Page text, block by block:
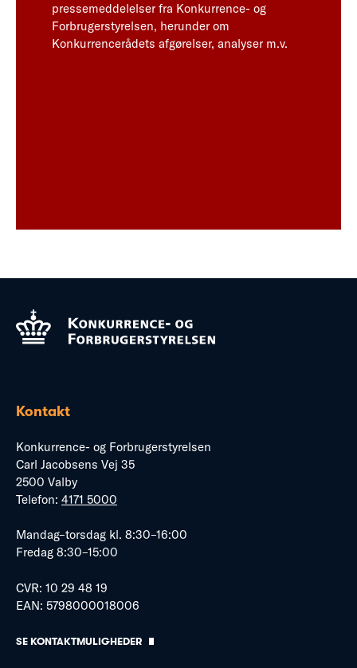
pressemeddelelser fra Konkurrence- og
Forbrugerstyrelsen, herunder om
Konkurrencerådets afgørelser, analyser m.v.
Kontakt
Konkurrence- og Forbrugerstyrelsen
Carl Jacobsens Vej 35
2500 Valby
Telefon: 4171 5000
Mandag–torsdag kl. 8:30–16:00
Fredag 8:30–15:00
CVR: 10 29 48 19
EAN: 5798000018006
SE KONTAKTMULIGHEDER